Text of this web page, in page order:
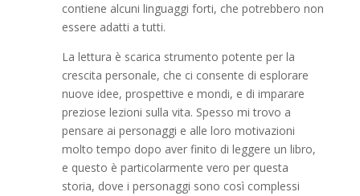
contiene alcuni linguaggi forti, che potrebbero non
essere adatti a tutti.
La lettura è scarica strumento potente per la
crescita personale, che ci consente di esplorare
nuove idee, prospettive e mondi, e di imparare
preziose lezioni sulla vita. Spesso mi trovo a
pensare ai personaggi e alle loro motivazioni
molto tempo dopo aver finito di leggere un libro,
e questo è particolarmente vero per questa
storia, dove i personaggi sono così complessi